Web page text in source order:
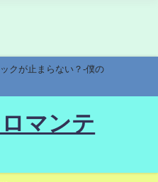
クが止まらない？-僕の
マンテ